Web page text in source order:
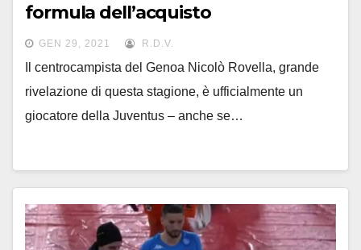
formula dell’acquisto
GEN 29, 2021 R.D.V.
Il centrocampista del Genoa Nicolò Rovella, grande
rivelazione di questa stagione, è ufficialmente un
giocatore della Juventus – anche se…